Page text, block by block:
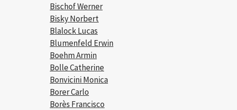
Bischof Werner
Bisky Norbert
Blalock Lucas
Blumenfeld Erwin
Boehm Armin
Bolle Catherine
Bonvicini Monica
Borer Carlo
Borès Francisco